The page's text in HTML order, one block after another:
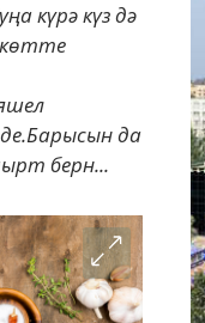
күрә күз дә
да
берн...